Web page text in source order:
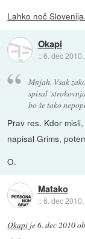
Lahko noč Slovenija.
Okapi
::6. dec
Mnjah. Vsak
spisal
bo še tako
Prav res. Kdor
napisal Grims,
O.
Matako
::6. dec
Okapi je6. dec 2010